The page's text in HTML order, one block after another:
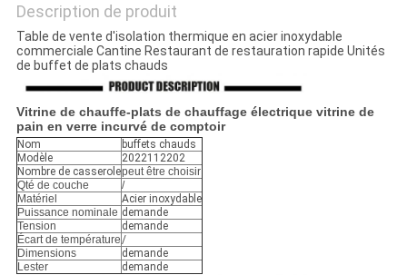
Description de produit
Table de vente d'isolation thermique en acier inoxydable
commerciale Cantine Restaurant de restauration rapide Unités
de buffet de plats chauds
Vitrine de chauffe-plats de chauffage électrique vitrine de
pain en verre incurvé de comptoir
Nom
buffets chauds
Modèle
2022112202
Nombre de casserolepeut être choisir
Qté de couche
/
Matériel
Acier inoxydable
Puissance nominale demande
Tension
demande
Écart de température/
Dimensions
demande
Lester
demande